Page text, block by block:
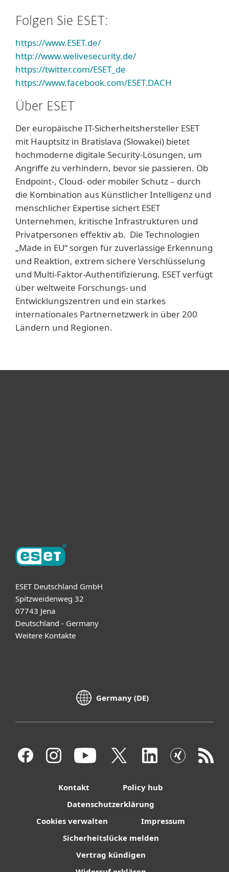
Folgen Sie ESET:
https://www.ESET.de/
http://www.welivesecurity.de/
https://twitter.com/ESET_de
https://www.facebook.com/ESET.DACH
Über ESET
Der europäische IT-Sicherheitshersteller ESET
mit Hauptsitz in Bratislava (Slowakei) bietet
hochmoderne digitale Security-Lösungen, um
Angriffe zu verhindern, bevor sie passieren. Ob
Endpoint-, Cloud- oder mobiler Schutz – durch
die Kombination aus Künstlicher Intelligenz und
menschlicher Expertise sichert ESET
Unternehmen, kritische Infrastrukturen und
Privatpersonen effektiv ab. Die Technologien
„Made in EU“ sorgen für zuverlässige Erkennung
und Reaktion, extrem sichere Verschlüsselung
und Multi-Faktor-Authentifizierung. ESET verfügt
über weltweite Forschungs- und
Entwicklungszentren und ein starkes
internationales Partnernetzwerk in über 200
Ländern und Regionen.
ESET Deutschland GmbH
Spitzweidenweg 32
07743 Jena
Deutschland - Germany
Weitere Kontakte
Germany (DE)
Kontakt
Policy hub
Datenschutzerklärung
Cookies verwalten
Impressum
Sicherheitslücke melden
Vertrag kündigen